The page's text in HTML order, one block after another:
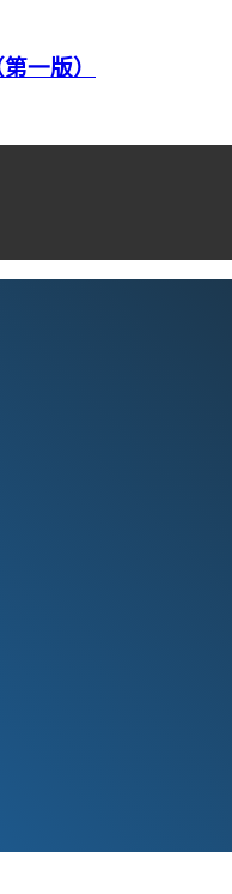
一版）